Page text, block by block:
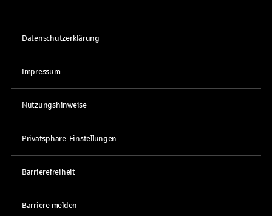
Datenschutzerklärung
Impressum
Nutzungshinweise
Privatsphäre-Einstellungen
Barrierefreiheit
Barriere melden